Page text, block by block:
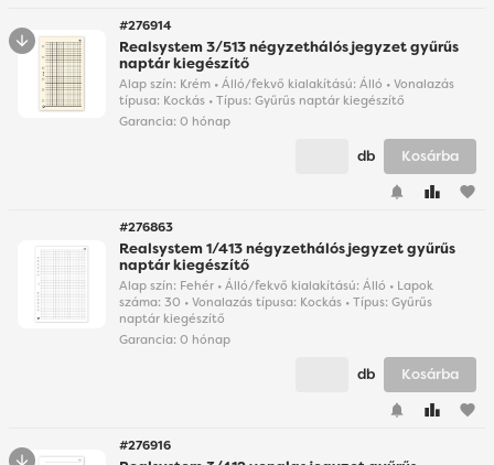
#276914
Realsystem 3/513 négyzethálós jegyzet gyűrűs
naptár kiegészítő
Alap szín: Krém • Álló/fekvő kialakítású: Álló • Vonalazás
típusa: Kockás • Típus: Gyűrűs naptár kiegészítő
Garancia: 0 hónap
favorite
db Kosárba
#276863
Realsystem 1/413 négyzethálós jegyzet gyűrűs
naptár kiegészítő
Alap szín: Fehér • Álló/fekvő kialakítású: Álló • Lapok
száma: 30 • Vonalazás típusa: Kockás • Típus: Gyűrűs
naptár kiegészítő
Garancia: 0 hónap
favorite
db Kosárba
#276916